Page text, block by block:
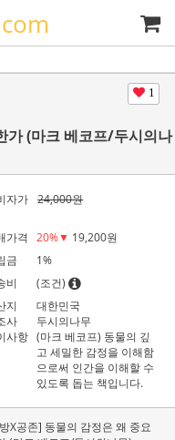
1
가 (마크 베코프/두시의나
자가 24,000원
가격 20%▼ 19,200원
금
1%
비
(조건)
지
대한민국
사
두시의나무
사항 (마크 베코프) 동물의 깊
고 세밀한 감정을 이해함
으로써 인간을 이해할 수
있도록 돕는 책입니다.
X공존] 동물의 감정은 왜 중요